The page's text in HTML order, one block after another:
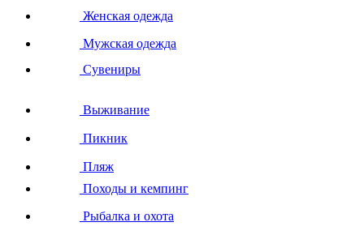
Женская одежда
Мужская одежда
Сувениры
Выживание
Пикник
Пляж
Походы и кемпинг
Рыбалка и охота